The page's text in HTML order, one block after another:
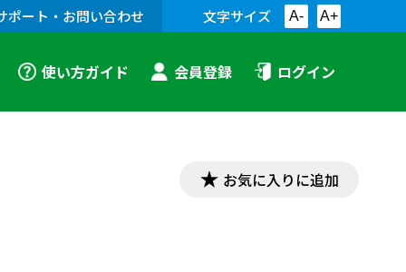
ポート・お問い合わせ 文字サイズ A- A+
使い方ガイド 会員登録 ログイン
お気に入りに追加